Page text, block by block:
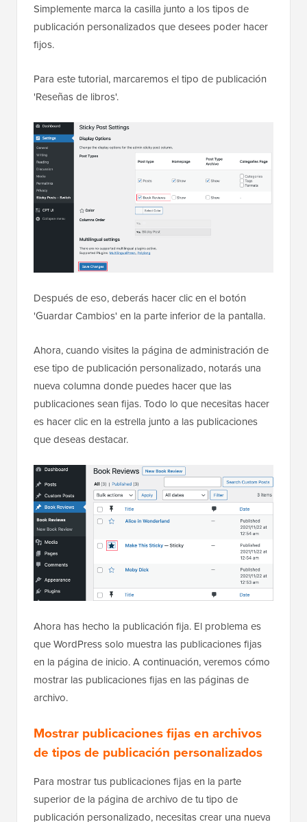
Simplemente marca la casilla junto a los tipos de
publicación personalizados que desees poder hacer
fijos.
Para este tutorial, marcaremos el tipo de publicación
'Reseñas de libros'.
Después de eso, deberás hacer clic en el botón
'Guardar Cambios' en la parte inferior de la pantalla.
Ahora, cuando visites la página de administración de
ese tipo de publicación personalizado, notarás una
nueva columna donde puedes hacer que las
publicaciones sean fijas. Todo lo que necesitas hacer
es hacer clic en la estrella junto a las publicaciones
que deseas destacar.
Ahora has hecho la publicación fija. El problema es
que WordPress solo muestra las publicaciones fijas
en la página de inicio. A continuación, veremos cómo
mostrar las publicaciones fijas en las páginas de
archivo.
Mostrar publicaciones fijas en archivos
de tipos de publicación personalizados
Para mostrar tus publicaciones fijas en la parte
superior de la página de archivo de tu tipo de
publicación personalizado, necesitas crear una nueva